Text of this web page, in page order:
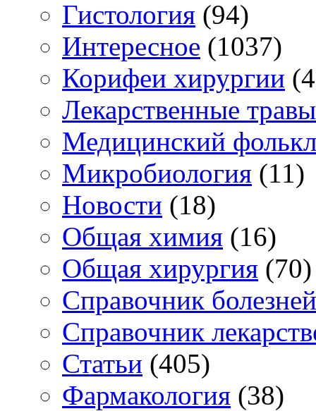
Гистология (94)
Интересное (1037)
Корифеи хирургии
Лекарственные травы
Медицинский
Микробиология (11)
Новости (18)
Общая химия (16)
Общая хирургия (70)
Справочник болезней
Справочник
Статьи (405)
Фармакология (38)